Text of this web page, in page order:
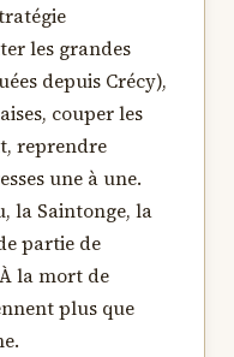
les grandes
depuis Crécy),
couper les
reprendre
une à une.
la Saintonge, la
partie de
la mort de
plus que